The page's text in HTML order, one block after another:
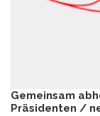
Gemeinsam
Präsidenten /